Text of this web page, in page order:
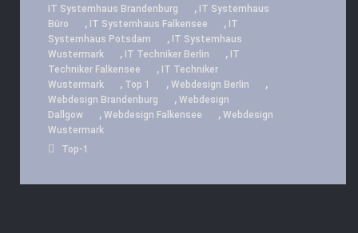
IT Systemhaus Brandenburg , IT Systemhaus
Büro
, IT Systemhaus Falkensee , IT
Systemhaus Potsdam
, IT Systemhaus
Wustermark
, IT Techniker Berlin , IT
Techniker Falkensee
, IT Techniker
Wustermark
, Top 1 , Webdesign Berlin ,
Webdesign Brandenburg , Webdesign
Dallgow
, Webdesign Falkensee , Webdesign
Wustermark
Top-1